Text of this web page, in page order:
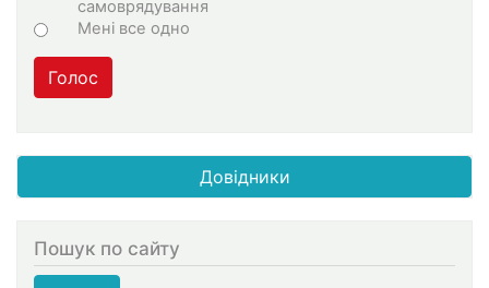
самоврядування
Мені все одно
Голос
Довідники
Пошук по сайту